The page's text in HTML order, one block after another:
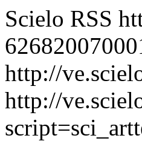
Scielo RSS
http://
http://